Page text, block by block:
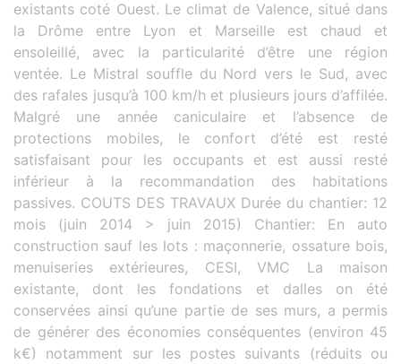
existants coté Ouest. Le climat de Valence, situé dans
la Drôme entre Lyon et Marseille est chaud et
ensoleillé, avec la particularité d’être une région
ventée. Le Mistral souffle du Nord vers le Sud, avec
des rafales jusqu’à 100 km/h et plusieurs jours d’affilée.
Malgré une année caniculaire et l’absence de
protections mobiles, le confort d’été est resté
satisfaisant pour les occupants et est aussi resté
inférieur à la recommandation des habitations
passives. COUTS DES TRAVAUX Durée du chantier: 12
mois (juin 2014 > juin 2015) Chantier: En auto
construction sauf les lots : maçonnerie, ossature bois,
menuiseries extérieures, CESI, VMC La maison
existante, dont les fondations et dalles on été
conservées ainsi qu’une partie de ses murs, a permis
de générer des économies conséquentes (environ 45
k€) notamment sur les postes suivants (réduits ou